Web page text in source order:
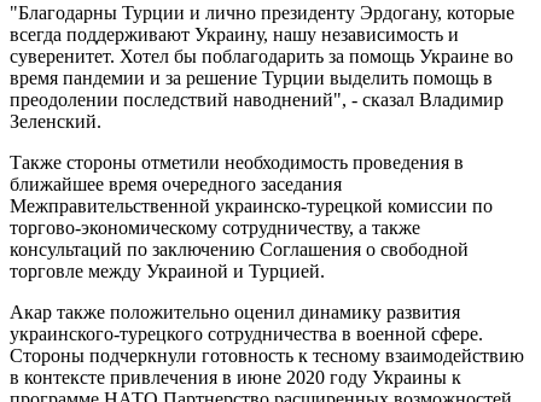
"Благодарны Турции и лично президенту Эрдогану, которые
всегда поддерживают Украину, нашу независимость и
суверенитет. Хотел бы поблагодарить за помощь Украине во
время пандемии и за решение Турции выделить помощь в
преодолении последствий наводнений", - сказал Владимир
Зеленский.
Также стороны отметили необходимость проведения в
ближайшее время очередного заседания
Межправительственной украинско-турецкой комиссии по
торгово-экономическому сотрудничеству, а также
консультаций по заключению Соглашения о свободной
торговле между Украиной и Турцией.
Акар также положительно оценил динамику развития
украинского-турецкого сотрудничества в военной сфере.
Стороны подчеркнули готовность к тесному взаимодействию
в контексте привлечения в июне 2020 году Украины к